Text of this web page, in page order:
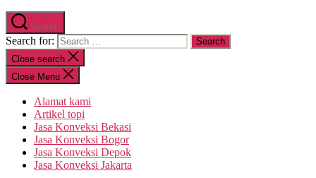
Search
Search for:
Close search
Close Menu
Alamat kami
Artikel topi
Jasa Konveksi Bekasi
Jasa Konveksi Bogor
Jasa Konveksi Depok
Jasa Konveksi Jakarta